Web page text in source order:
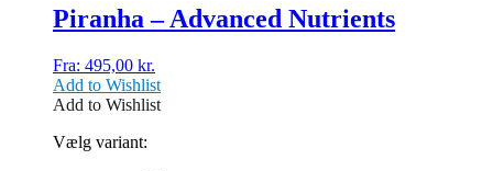
Piranha – Advanced Nutrients
Fra: 495,00 kr.
Vælg variant:
har
flere
Mulighederne
kan
vælges
varesiden
Add to Wishlist
Add to Wishlist